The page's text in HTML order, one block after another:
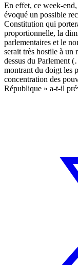
En effet, ce week-
évoqué un possible
Constitution qui
proportionnelle, la
parlementaires et le
serait très hostile à un
dessus du Parlement
montrant du doigt les
concentration des
République » a-t-il